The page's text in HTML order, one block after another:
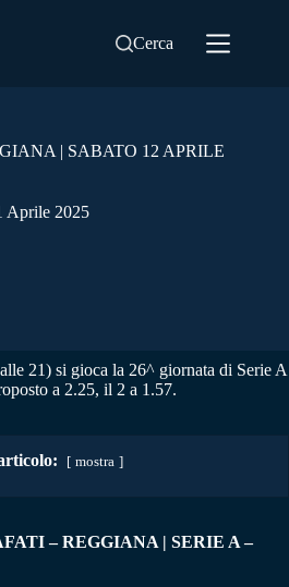
Cerca
| SABATO 12 APRILE
Aprile 2025
21) si gioca la 26^ giornata di Serie A
a 2.25, il 2 a 1.57.
mostra
– REGGIANA | SERIE A –